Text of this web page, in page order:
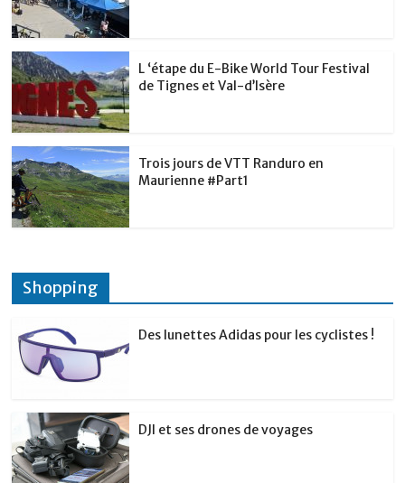
L ‘étape du E-Bike World Tour Festival
de Tignes et Val-d’Isère
Trois jours de VTT Randuro en
Maurienne #Part1
Shopping
Des lunettes Adidas pour les cyclistes !
DJI et ses drones de voyages